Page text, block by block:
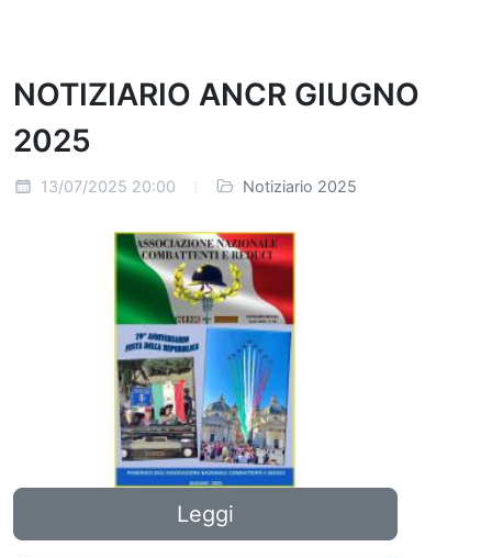
NOTIZIARIO ANCR GIUGNO
2025
13/07/2025 20:00 Notiziario 2025
Leggi